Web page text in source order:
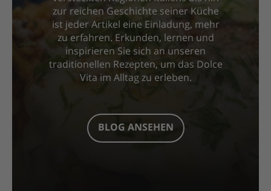
zur reichen Geschichte seiner Küche
ist jeder Artikel eine Einladung, mehr
zu erfahren. Erkunden, lernen und
inspirieren Sie sich an unseren
traditionellen Rezepten, um das Dolce
Vita im Alltag zu erleben.
BLOG ANSEHEN